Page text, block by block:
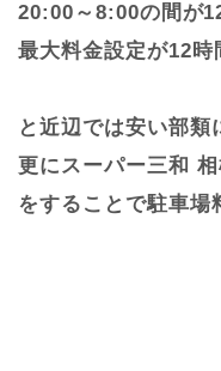
20:00～8:00の間が
最大料金設定が12時
と近辺では安い部類
更にスーパー三和
をすることで駐車場